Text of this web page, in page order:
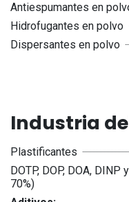
Antiespumantes en
Hidrofugantes en polvo
Dispersantes en polvo
Industria
Plastificantes
DOTP, DOP, DOA,
70%)